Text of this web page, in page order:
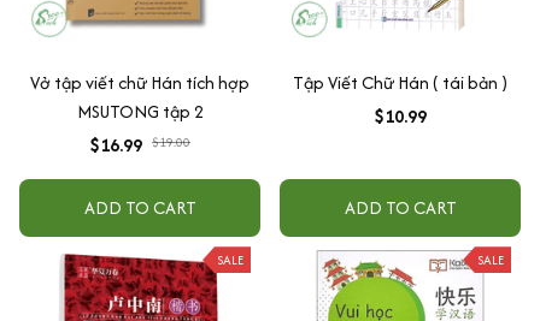
Vở tập viết chữ Hán tích hợp
MSUTONG tập 2
$16.99 $19.00
ADD TO CART
Tập Viết Chữ Hán ( tái bản )
$10.99
ADD TO CART
SALE SALE